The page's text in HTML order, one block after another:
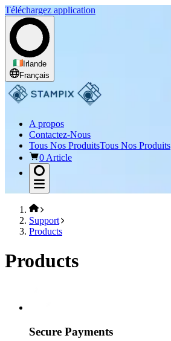
Téléchargez application
Irlande
Français
A propos
Contactez-Nous
Tous Nos ProduitsTous Nos Produits
0 Article
Support
Products
Products
Secure Payments